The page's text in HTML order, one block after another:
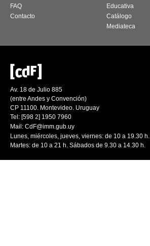
FAQ
Contacto
Educativa
Catálogo
Mediateca
Av. 18 de Julio 885
(entre Andes y Convención)
CP 11100. Montevideo. Uruguay
Tel: [598 2] 1950 7960
Mail: CdF@imm.gub.uy
Lunes, miércoles, jueves, viernes: de 10 a 19.30 h.
Martes: de 10 a 21 h. Sábados de 9.30 a 14.30 h.